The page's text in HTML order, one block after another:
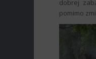
dobrej
pomimo